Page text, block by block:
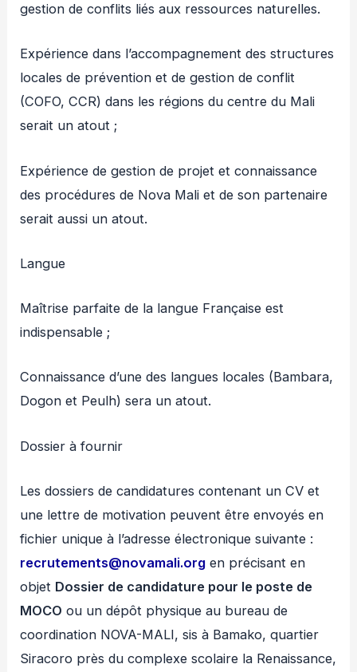
gestion de conflits liés aux ressources naturelles.
Expérience dans l’accompagnement des structures
locales de prévention et de gestion de conflit
(COFO, CCR) dans les régions du centre du Mali
serait un atout ;
Expérience de gestion de projet et connaissance
des procédures de Nova Mali et de son partenaire
serait aussi un atout.
Langue
Maîtrise parfaite de la langue Française est
indispensable ;
Connaissance d’une des langues locales (Bambara,
Dogon et Peulh) sera un atout.
Dossier à fournir
Les dossiers de candidatures contenant un CV et
une lettre de motivation peuvent être envoyés en
fichier unique à l’adresse électronique suivante :
recrutements@novamali.org en précisant en
objet Dossier de candidature pour le poste de
MOCO ou un dépôt physique au bureau de
coordination NOVA-MALI, sis à Bamako, quartier
Siracoro près du complexe scolaire la Renaissance,